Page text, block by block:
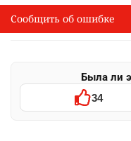
I
Сообщить об опечатке
Выделите фрагмент и
Была ли
34
Сообщить об ошибке